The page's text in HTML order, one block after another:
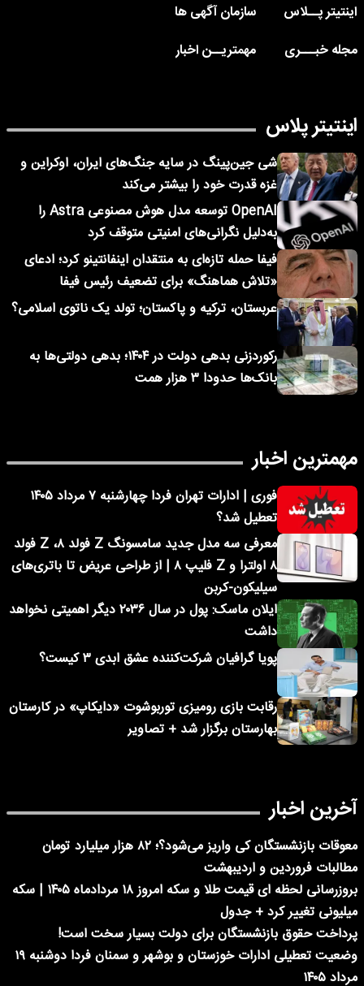
اینتیتر پــلاس
سازمان آگهی ها
مجله خبـــری
مهمتریــن اخبار
اینتیتر پلاس
شی جین‌پینگ در سایه جنگ‌های ایران، اوکراین و
غزه قدرت خود را بیشتر می‌کند
OpenAI توسعه مدل هوش مصنوعی Astra را
به‌دلیل نگرانی‌های امنیتی متوقف کرد
فیفا حمله تازه‌ای به منتقدان اینفانتینو کرد؛ ادعای
«تلاش هماهنگ» برای تضعیف رئیس فیفا
عربستان، ترکیه و پاکستان؛ تولد یک ناتوی اسلامی؟
رکوردزنی بدهی دولت در ۱۴۰۴؛ بدهی دولتی‌ها به
بانک‌ها حدودا ۳ هزار همت
مهمترین اخبار
فوری | ادارات تهران فردا چهارشنبه ۷ مرداد ۱۴۰۵
تعطیل شد؟
معرفی سه مدل جدید سامسونگ Z فولد ۸، Z فولد
۸ اولترا و Z فلیپ ۸ | از طراحی عریض تا باتری‌های
سیلیکون-کربن
ایلان ماسک: پول در سال ۲۰۳۶ دیگر اهمیتی نخواهد
داشت
پویا گرافیان شرکت‌کننده عشق ابدی ۳ کیست؟
رقابت بازی رومیزی توربوشوت «دایکاپ» در کارستان
بهارستان برگزار شد + تصاویر
آخرین اخبار
معوقات بازنشستگان کی واریز می‌شود؟؛ ۸۲ هزار میلیارد تومان
مطالبات فروردین و اردیبهشت
بروزرسانی لحظه ای قیمت طلا و سکه امروز ۱۸ مردادماه ۱۴۰۵ | سکه
میلیونی تغییر کرد + جدول
پرداخت حقوق بازنشستگان برای دولت بسیار سخت است!
وضعیت تعطیلی ادارات خوزستان و بوشهر و سمنان فردا دوشنبه ۱۹
مرداد ۱۴۰۵